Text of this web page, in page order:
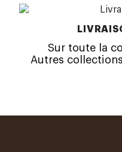
Sur toute la
Autres